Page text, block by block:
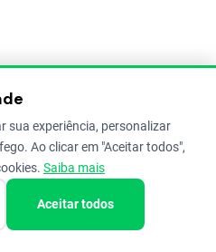
sua experiência, personalizar
Ao clicar em "Aceitar todos",
Saiba mais
Aceitar todos